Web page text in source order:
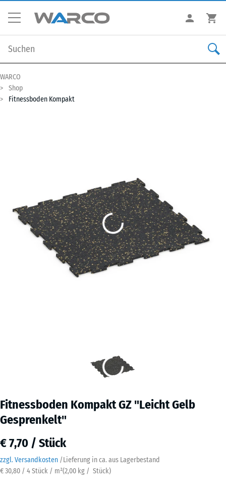
WARCO
Shop
Fitnessboden Kompakt
Fitnessboden Kompakt GZ "Leicht Gelb
Gesprenkelt"
€ 7,70 / Stück
zzgl. Versandkosten /Lieferung in ca. aus Lagerbestand
€ 30,80 / 4 Stück / m²(2,00 kg / Stück)